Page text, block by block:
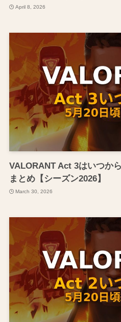
April 8, 2026
VALORANT Act 3はいつか
まとめ【シーズン2026】
March 30, 2026